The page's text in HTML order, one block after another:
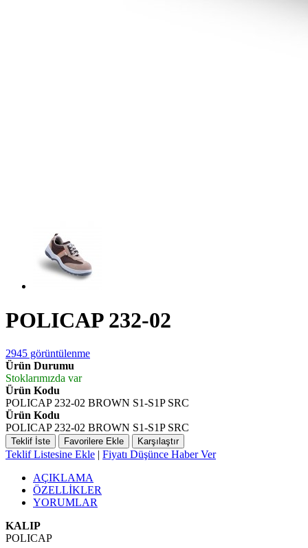
POLICAP 232-02
2945 görüntülenme
Ürün Durumu
Stoklarımızda var
Ürün Kodu
POLICAP 232-02 BROWN S1-S1P SRC
Ürün Kodu
POLICAP 232-02 BROWN S1-S1P SRC
Teklif İste Favorilere Ekle Karşılaştır
Teklif Listesine Ekle | Fiyatı Düşünce Haber Ver
AÇIKLAMA
ÖZELLİKLER
YORUMLAR
KALIP
POLICAP